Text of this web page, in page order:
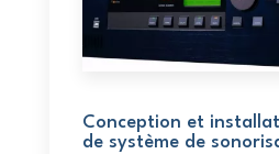
Conception et
de système de